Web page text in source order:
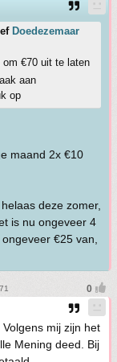
Doedezemaar
€70 uit te laten
aan
op
maand 2x €10
deze zomer,
is nu ongeveer 4
€25 van,
mij zijn het
Mening deed. Bij